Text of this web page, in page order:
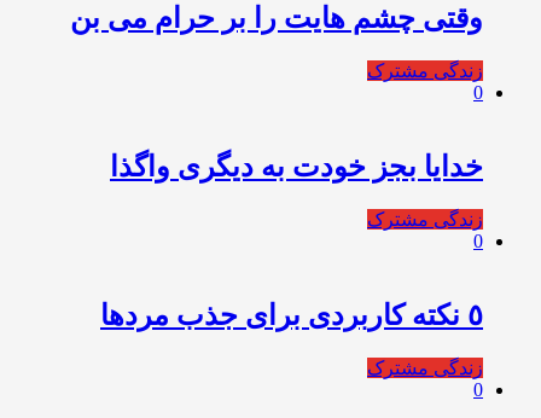
وقتی چشم هایت را بر حرام می بن
زندگی مشترک
0
خدایا بجز خودت به دیگرى واگذا
زندگی مشترک
0
٥ نكته کاربردی برای جذب مردها
زندگی مشترک
0